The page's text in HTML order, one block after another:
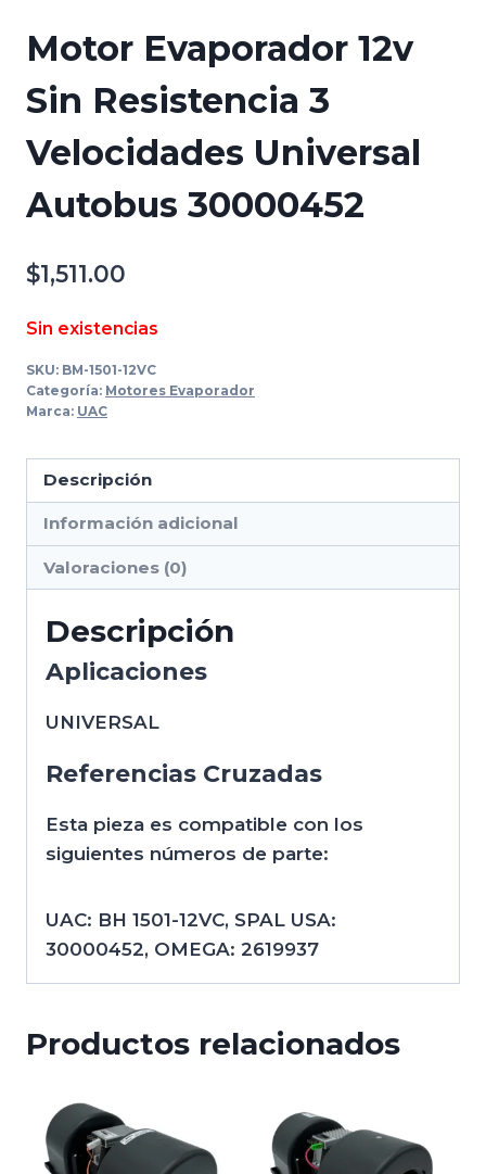
Motor Evaporador 12v
Sin Resistencia 3
Velocidades Universal
Autobus 30000452
$1,511.00
Sin existencias
SKU: BM-1501-12VC
Categoría: Motores Evaporador
Marca: UAC
Descripción
Información adicional
Valoraciones (0)
Descripción
Aplicaciones
UNIVERSAL
Referencias Cruzadas
Esta pieza es compatible con los
siguientes números de parte:
UAC: BH 1501-12VC, SPAL USA:
30000452, OMEGA: 2619937
Productos relacionados